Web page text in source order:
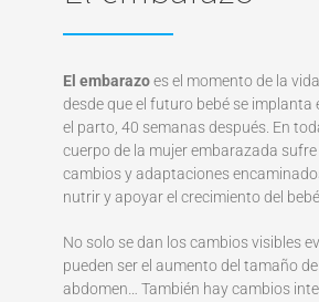
El embarazoes el momento de la
desde que el futuro bebé se implanta
el parto, 40 semanas después. En
cuerpo de la mujer embarazada
cambios y adaptaciones
nutrir y apoyar el crecimiento del
No solo se dan los cambios visibles
pueden ser el aumento del tamaño de
abdomen… También hay cambios